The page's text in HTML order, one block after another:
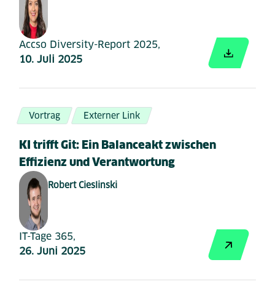
Accso Diversity-Report 2025,
10. Juli 2025
Vortrag Externer Link
KI trifft Git: Ein Balanceakt zwischen
Effizienz und Verantwortung
Robert Cieslinski
IT-Tage 365,
26. Juni 2025